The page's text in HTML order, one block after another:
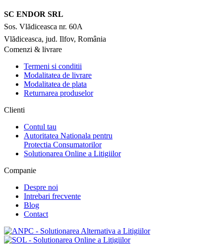
SC ENDOR SRL
Sos. Vlădiceasca nr. 60A
Vlădiceasca, jud. Ilfov, România
Comenzi & livrare
Termeni si conditii
Modalitatea de livrare
Modalitatea de plata
Returnarea produselor
Clienti
Contul tau
Autoritatea Nationala pentru
Protectia Consumatorilor
Solutionarea Online a Litigiilor
Companie
Despre noi
Intrebari frecvente
Blog
Contact